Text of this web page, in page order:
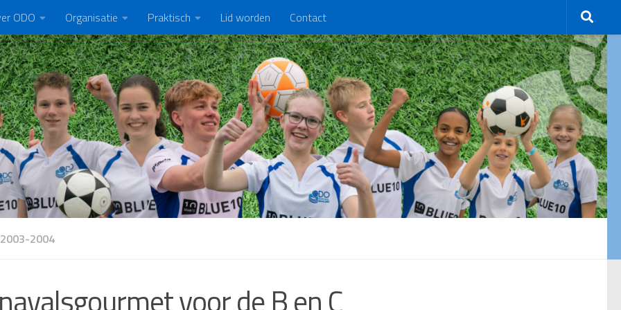
ODO Organisatie Praktisch Lid worden Contact
2004
voor de B en C